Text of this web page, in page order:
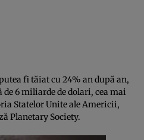
fi tăiat cu 24% an după an,
de 6 miliarde de dolari, cea mai
Statelor Unite ale Americii,
Planetary Society.